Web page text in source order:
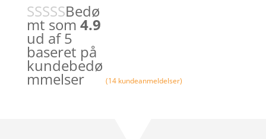
Bedø
mt som 4.9
ud af 5
baseret på
kundebedø
mmelser (14 kundeanmeldelser)